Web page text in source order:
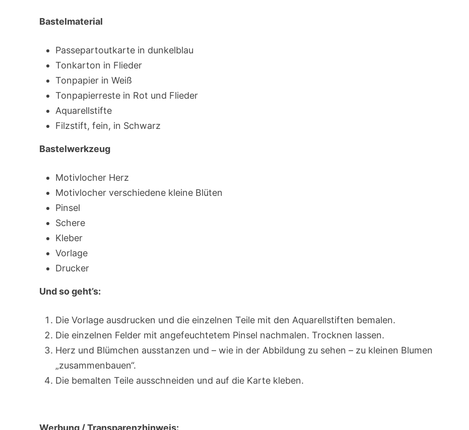
Bastelmaterial
Passepartoutkarte in dunkelblau
Tonkarton in Flieder
Tonpapier in Weiß
Tonpapierreste in Rot und Flieder
Aquarellstifte
Filzstift, fein, in Schwarz
Bastelwerkzeug
Motivlocher Herz
Motivlocher verschiedene kleine Blüten
Pinsel
Schere
Kleber
Vorlage
Drucker
Und so geht’s:
Die Vorlage ausdrucken und die einzelnen Teile mit den Aquarellstiften bemalen.
Die einzelnen Felder mit angefeuchtetem Pinsel nachmalen. Trocknen lassen.
Herz und Blümchen ausstanzen und – wie in der Abbildung zu sehen – zu kleinen Blumen
„zusammenbauen“.
Die bemalten Teile ausschneiden und auf die Karte kleben.
Werbung / Transparenzhinweis: